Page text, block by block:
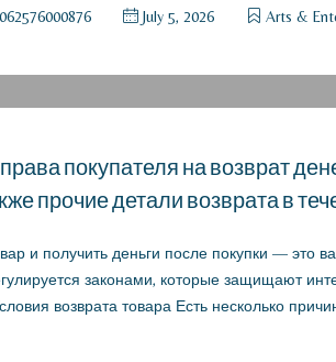
July 5, 2026 Arts &
покупателя на возврат
прочие детали возврата в
и получить деньги после покупки — это
законами, которые защищают
возврата товара Есть несколько